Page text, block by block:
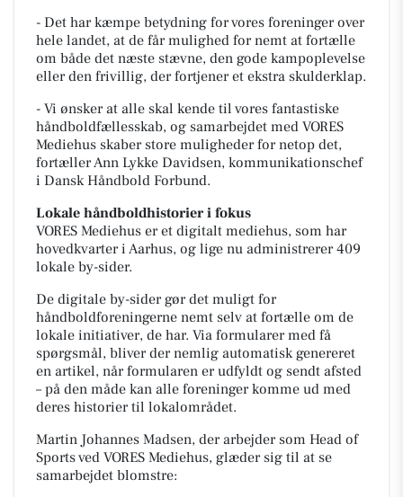
- Det har kæmpe betydning for vores foreninger over
hele landet, at de får mulighed for nemt at fortælle
om både det næste stævne, den gode kampoplevelse
eller den frivillig, der fortjener et ekstra skulderklap.
- Vi ønsker at alle skal kende til vores fantastiske
håndboldfællesskab, og samarbejdet med VORES
Mediehus skaber store muligheder for netop det,
fortæller Ann Lykke Davidsen, kommunikationschef
i Dansk Håndbold Forbund.
Lokale håndboldhistorier i fokus
VORES Mediehus er et digitalt mediehus, som har
hovedkvarter i Aarhus, og lige nu administrerer 409
lokale by-sider.
De digitale by-sider gør det muligt for
håndboldforeningerne nemt selv at fortælle om de
lokale initiativer, de har. Via formularer med få
spørgsmål, bliver der nemlig automatisk genereret
en artikel, når formularen er udfyldt og sendt afsted
– på den måde kan alle foreninger komme ud med
deres historier til lokalområdet.
Martin Johannes Madsen, der arbejder som Head of
Sports ved VORES Mediehus, glæder sig til at se
samarbejdet blomstre: